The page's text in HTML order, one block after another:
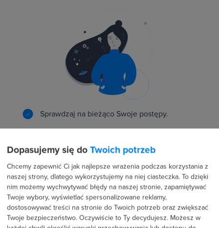
Sprawdzaj na bieżąco Swoje postępy.
Rywalizuj z innymi o najlepszy wynik.
Dopasujemy się do Twoich potrzeb
Chcemy zapewnić Ci jak najlepsze wrażenia podczas korzystania z
naszej strony, dlatego wykorzystujemy na niej ciasteczka. To dzięki
nim możemy wychwytywać błędy na naszej stronie, zapamiętywać
Twoje wybory, wyświetlać spersonalizowane reklamy,
dostosowywać treści na stronie do Twoich potrzeb oraz zwiększać
Twoje bezpieczeństwo. Oczywiście to Ty decydujesz. Możesz w